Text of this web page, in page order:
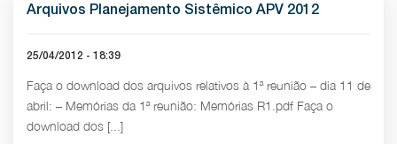
Arquivos Planejamento Sistêmico APV 2012
25/04/2012 - 18:39
Faça o download dos arquivos relativos à 1ª reunião – dia 11 de
abril: – Memórias da 1ª reunião: Memórias R1.pdf Faça o
download dos [...]